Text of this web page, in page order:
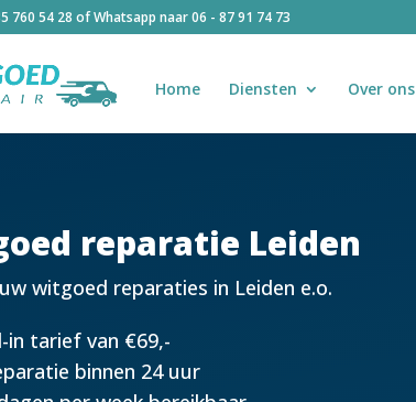
760 54 28 of Whatsapp naar06 - 87 91 74 73
Home Diensten Over ons
reparatie Leiden
witgoed reparaties in Leiden e.o.
in tarief van €69,-
binnen 24 uur